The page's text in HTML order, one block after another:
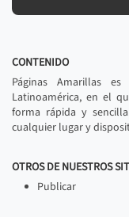
CONTENIDO
Páginas Amarillas
Latinoamérica, en el
forma rápida y
cualquier lugar y
OTROS DE NUESTROS
Publicar